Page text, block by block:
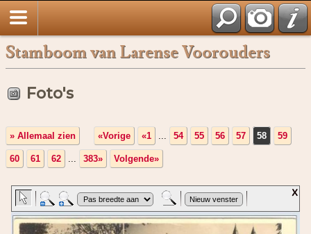
Stamboom van Larense Voorouders
Foto's
» Allemaal zien «Vorige «1 ... 54 55 56 57 58 59
60 61 62 ... 383» Volgende»